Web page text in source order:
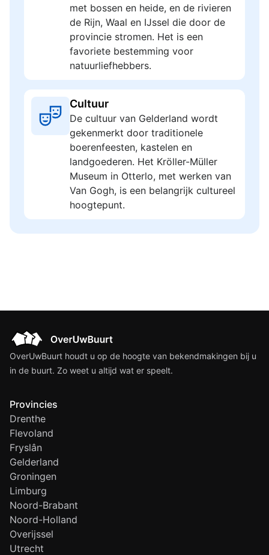
met bossen en heide, en de rivieren
de Rijn, Waal en IJssel die door de
provincie stromen. Het is een
favoriete bestemming voor
natuurliefhebbers.
Cultuur
De cultuur van Gelderland wordt
gekenmerkt door traditionele
boerenfeesten, kastelen en
landgoederen. Het Kröller-Müller
Museum in Otterlo, met werken van
Van Gogh, is een belangrijk cultureel
hoogtepunt.
OverUwBuurt houdt u op de hoogte van bekendmakingen bij u
in de buurt. Zo weet u altijd wat er speelt.
Provincies
Drenthe
Flevoland
Fryslân
Gelderland
Groningen
Limburg
Noord-Brabant
Noord-Holland
Overijssel
Utrecht